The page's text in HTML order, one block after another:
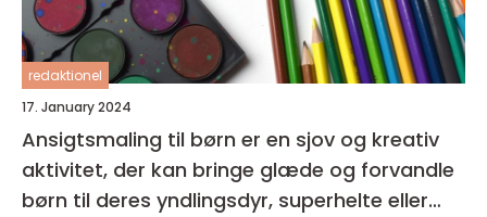
redaktionel
17. January 2024
Ansigtsmaling til børn er en sjov og kreativ
aktivitet, der kan bringe glæde og forvandle
børn til deres yndlingsdyr, superhelte eller